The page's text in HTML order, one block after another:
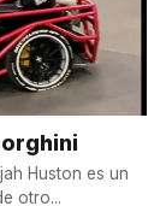
Huston es un
otro...